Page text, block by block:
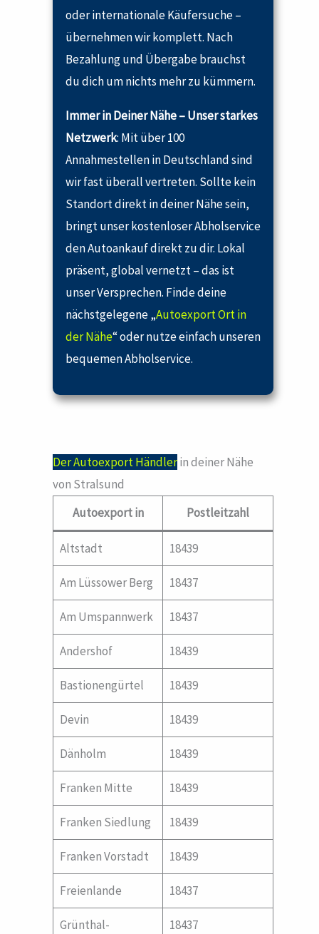
oder internationale Käufersuche –
übernehmen wir komplett. Nach
Bezahlung und Übergabe brauchst
du dich um nichts mehr zu kümmern.
Immer in Deiner Nähe – Unser starkes
Netzwerk: Mit über 100
Annahmestellen in Deutschland sind
wir fast überall vertreten. Sollte kein
Standort direkt in deiner Nähe sein,
bringt unser kostenloser Abholservice
den Autoankauf direkt zu dir. Lokal
präsent, global vernetzt – das ist
unser Versprechen. Finde deine
nächstgelegene „Autoexport Ort in
der Nähe“ oder nutze einfach unseren
bequemen Abholservice.
Der Autoexport Händlerin deiner Nähe
von Stralsund
Autoexport in
Postleitzahl
Altstadt 18439
Am Lüssower Berg 18437
Am Umspannwerk 18437
Andershof 18439
Bastionengürtel 18439
Devin 18439
Dänholm 18439
Franken Mitte 18439
Franken Siedlung 18439
Franken Vorstadt 18439
Freienlande 18437
Grünthal-
18437